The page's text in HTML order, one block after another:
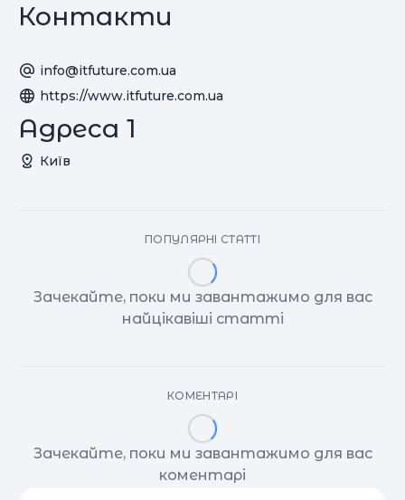
Контакти
info@itfuture.com.ua
https://www.itfuture.com.ua
Адреса 1
Київ
ПОПУЛЯРНІ СТАТТІ
Зачекайте, поки ми завантажимо для вас
найцікавіші статті
КОМЕНТАРІ
Зачекайте, поки ми завантажимо для вас
коментарі